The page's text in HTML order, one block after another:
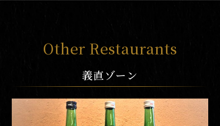
Other Restaurants
義直ゾーン